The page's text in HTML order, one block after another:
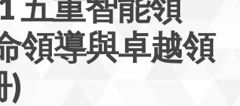
領導與卓越領
)